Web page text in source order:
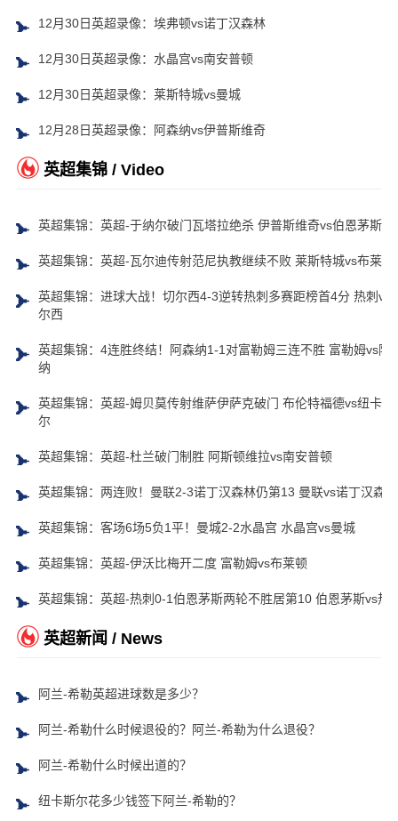
12月30日英超录像：埃弗顿vs诺丁汉森林
12月30日英超录像：水晶宫vs南安普顿
12月30日英超录像：莱斯特城vs曼城
12月28日英超录像：阿森纳vs伊普斯维奇
英超集锦 / Video
英超集锦：英超-于纳尔破门瓦塔拉绝杀 伊普斯维奇vs伯恩茅斯
英超集锦：英超-瓦尔迪传射范尼执教继续不败 莱斯特城vs布莱顿
英超集锦：进球大战！切尔西4-3逆转热刺多赛距榜首4分 热刺vs
尔西
英超集锦：4连胜终结！阿森纳1-1对富勒姆三连不胜 富勒姆vs阿
纳
英超集锦：英超-姆贝莫传射维萨伊萨克破门 布伦特福德vs纽卡斯
尔
英超集锦：英超-杜兰破门制胜 阿斯顿维拉vs南安普顿
英超集锦：两连败！曼联2-3诺丁汉森林仍第13 曼联vs诺丁汉森林
英超集锦：客场6场5负1平！曼城2-2水晶宫 水晶宫vs曼城
英超集锦：英超-伊沃比梅开二度 富勒姆vs布莱顿
英超集锦：英超-热刺0-1伯恩茅斯两轮不胜居第10 伯恩茅斯vs热
英超新闻 / News
阿兰-希勒英超进球数是多少？
阿兰-希勒什么时候退役的？阿兰-希勒为什么退役？
阿兰-希勒什么时候出道的？
纽卡斯尔花多少钱签下阿兰-希勒的？